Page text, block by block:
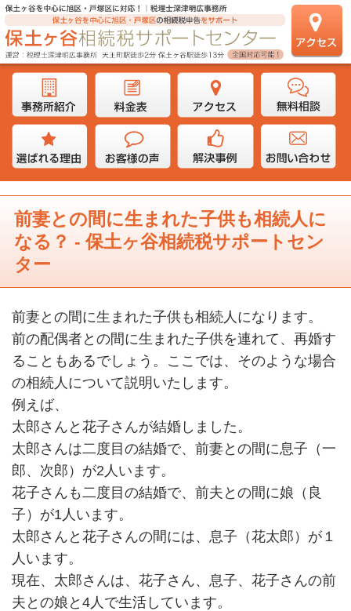
前妻との間に生まれた子供も相続人に
なる？ - 保土ヶ谷相続税サポートセン
ター
前妻との間に生まれた子供も相続人になります。
前の配偶者との間に生まれた子供を連れて、再婚す
ることもあるでしょう。ここでは、そのような場合
の相続人について説明いたします。
例えば、
太郎さんと花子さんが結婚しました。
太郎さんは二度目の結婚で、前妻との間に息子（一
郎、次郎）が2人います。
花子さんも二度目の結婚で、前夫との間に娘（良
子）が1人います。
太郎さんと花子さんの間には、息子（花太郎）が１
人います。
現在、太郎さんは、花子さん、息子、花子さんの前
夫との娘と4人で生活しています。